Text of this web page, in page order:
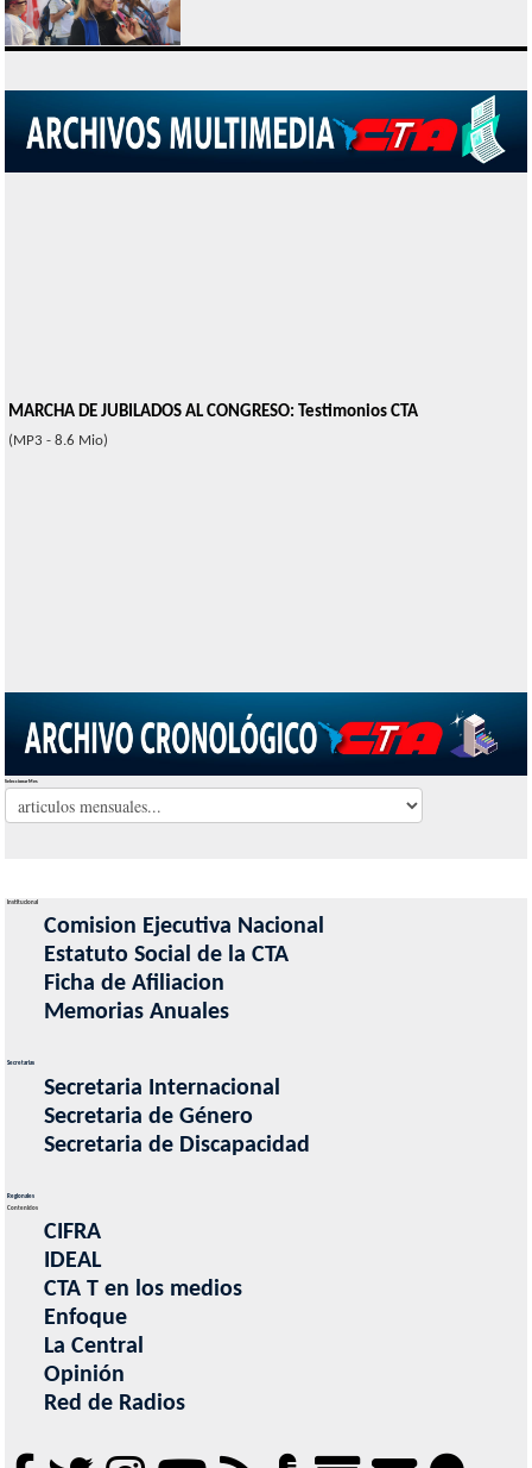
MARCHA DE JUBILADOS AL CONGRESO: Testimonios CTA
(MP3 - 8.6 Mio)
Seleccionar Mes
Institucional
Comision Ejecutiva Nacional
Estatuto Social de la CTA
Ficha de Afiliacion
Memorias Anuales
Secretarias
Secretaria Internacional
Secretaria de Género
Secretaria de Discapacidad
Regionales
Contenidos
CIFRA
IDEAL
CTA T en los medios
Enfoque
La Central
Opinión
Red de Radios